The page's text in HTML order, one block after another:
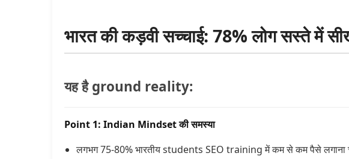
भारत की कड़वी सच्चाई: 78% लोग सस्ते में
यह है ground reality:
Point 1: Indian Mindset की समस्या
लगभग 75-80% भारतीय students SEO training में कम से कम पैसे लगाना